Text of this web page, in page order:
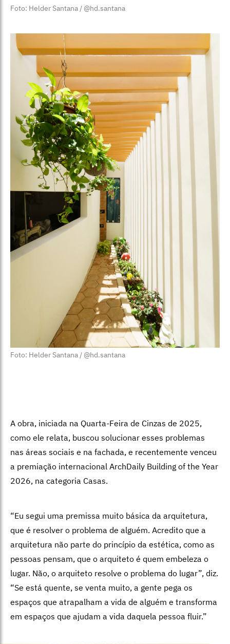
Foto: Helder Santana / @hd.santana
Foto: Helder Santana / @hd.santana
A obra, iniciada na Quarta-Feira de Cinzas de 2025,
como ele relata, buscou solucionar esses problemas
nas áreas sociais e na fachada, e recentemente venceu
a premiação internacional ArchDaily Building of the Year
2026, na categoria Casas.
“Eu segui uma premissa muito básica da arquitetura,
que é resolver o problema de alguém. Acredito que a
arquitetura não parte do princípio da estética, como as
pessoas pensam, que o arquiteto é quem embeleza o
lugar. Não, o arquiteto resolve o problema do lugar”, diz.
“Se está quente, se venta muito, a gente pega os
espaços que atrapalham a vida de alguém e transforma
em espaços que ajudam a vida daquela pessoa fluir.”